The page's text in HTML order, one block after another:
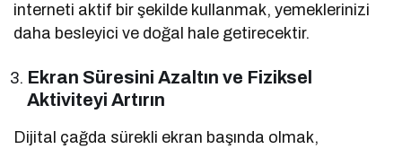
interneti aktif bir şekilde kullanmak, yemeklerinizi
daha besleyici ve doğal hale getirecektir.
Ekran Süresini Azaltın ve Fiziksel
Aktiviteyi Artırın
Dijital çağda sürekli ekran başında olmak,